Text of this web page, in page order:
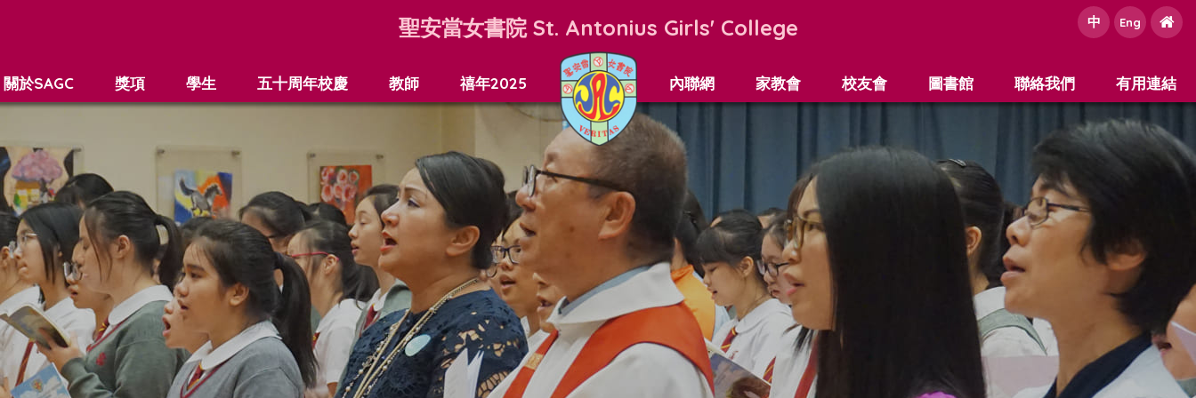
聖安當女書院 St. Antonius Girls' College 中 Eng
關於SAGC 獎項 學生 五十周年校慶 教師 禧年2025 內聯網 家教會 校友會 圖書館 聯絡我們 有用連結